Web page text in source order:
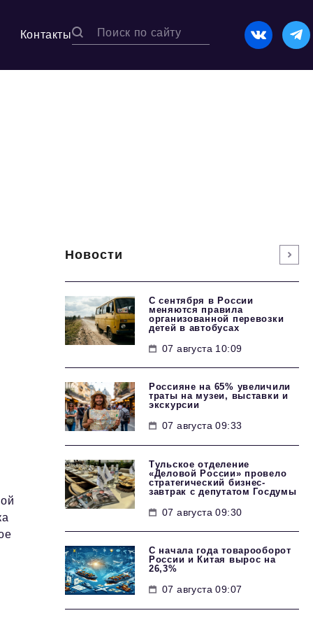
Контакты
Новости
С сентября в России
меняются правила
организованной перевозки
детей в автобусах
07 августа 10:09
Россияне на 65% увеличили
траты на музеи, выставки и
экскурсии
07 августа 09:33
Тульское отделение
«Деловой России» провело
стратегический бизнес-
завтрак с депутатом Госдумы
07 августа 09:30
С начала года товарооборот
России и Китая вырос на
26,3%
07 августа 09:07